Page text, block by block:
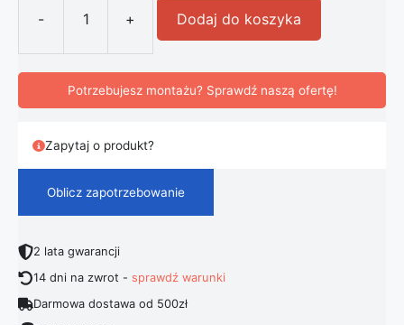
-
ilość Gniazdo na blatowe chowane
+ Dodaj do koszyka
Potrzebujesz montażu? Sprawdź naszą ofertę!
Zapytaj o produkt?
Oblicz zapotrzebowanie
2 lata gwarancji
14 dni na zwrot -sprawdź warunki
Darmowa dostawa od 500zł